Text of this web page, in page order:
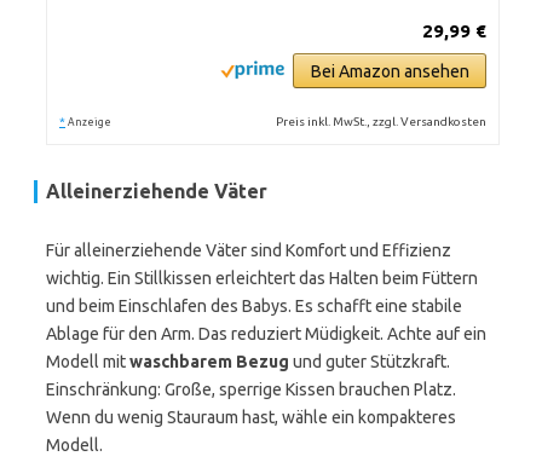
29,99 €
Bei Amazon ansehen
* Anzeige Preis inkl. MwSt., zzgl. Versandkosten
Alleinerziehende Väter
Für alleinerziehende Väter sind Komfort und Effizienz
wichtig. Ein Stillkissen erleichtert das Halten beim Füttern
und beim Einschlafen des Babys. Es schafft eine stabile
Ablage für den Arm. Das reduziert Müdigkeit. Achte auf ein
Modell mitwaschbarem Bezug und guter Stützkraft.
Einschränkung: Große, sperrige Kissen brauchen Platz.
Wenn du wenig Stauraum hast, wähle ein kompakteres
Modell.